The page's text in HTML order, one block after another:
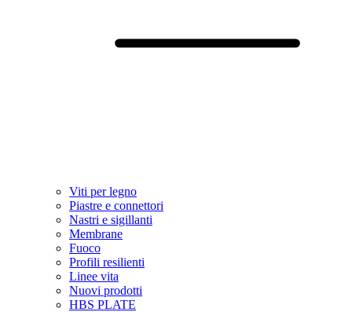
Viti per legno
Piastre e connettori
Nastri e sigillanti
Membrane
Fuoco
Profili resilienti
Linee vita
Nuovi prodotti
HBS PLATE